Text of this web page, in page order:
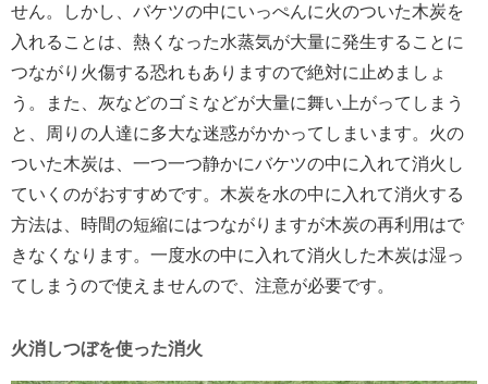
せん。しかし、バケツの中にいっぺんに火のついた木炭を
入れることは、熱くなった水蒸気が大量に発生することに
つながり火傷する恐れもありますので絶対に止めましょ
う。また、灰などのゴミなどが大量に舞い上がってしまう
と、周りの人達に多大な迷惑がかかってしまいます。火の
ついた木炭は、一つ一つ静かにバケツの中に入れて消火し
ていくのがおすすめです。木炭を水の中に入れて消火する
方法は、時間の短縮にはつながりますが木炭の再利用はで
きなくなります。一度水の中に入れて消火した木炭は湿っ
てしまうので使えませんので、注意が必要です。
火消しつぼを使った消火